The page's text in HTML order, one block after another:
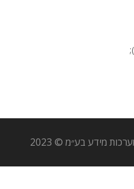
מידע בע״מ © 2023